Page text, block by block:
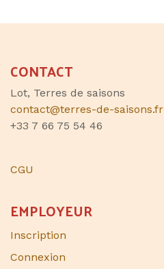
CONTACT
Lot, Terres de saisons
contact@terres-de-saisons.fr
+33 7 66 75 54 46
CGU
EMPLOYEUR
Inscription
Connexion